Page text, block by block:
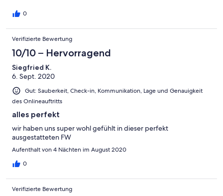
0
Verifizierte Bewertung
10/10 – Hervorragend
Siegfried K.
6. Sept. 2020
Gut: Sauberkeit, Check-in, Kommunikation, Lage und Genauigkeit
des Onlineauftritts
alles perfekt
wir haben uns super wohl gefühlt in dieser perfekt
ausgestatteten FW
Aufenthalt von 4 Nächten im August 2020
0
Verifizierte Bewertung